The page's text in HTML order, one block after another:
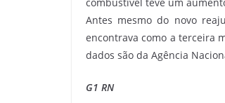
Antes mesmo do novo
encontrava como a terceira
dados são da Agência
G1 RN